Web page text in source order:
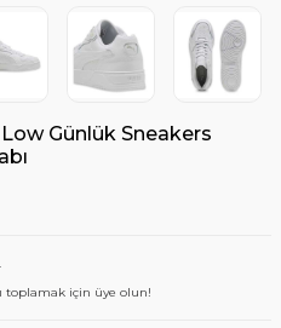
Günlük Sneakers
toplamak için üye olun!